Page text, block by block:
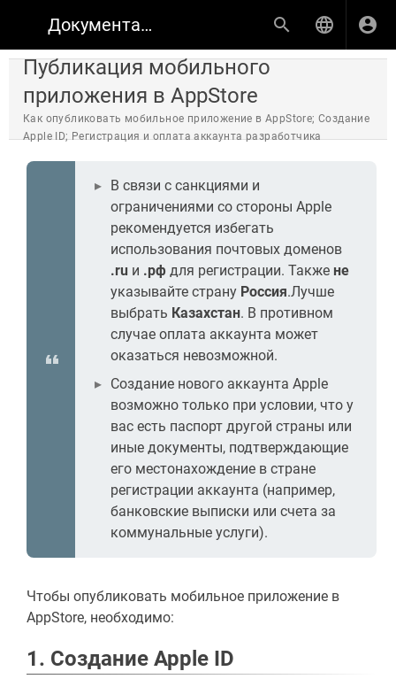
Документация по продуктам КИНОПЛАН
Публикация мобильного
приложения в AppStore
Как опубликовать мобильное приложение в AppStore; Создание
Apple ID; Регистрация и оплата аккаунта разработчика
В связи с санкциями и
ограничениями со стороны Apple
рекомендуется избегать
использования почтовых доменов
.ru и .рф для регистрации. Также не
указывайте страну Россия.Лучше
выбрать Казахстан. В противном
случае оплата аккаунта может
оказаться невозможной.
Создание нового аккаунта Apple
возможно только при условии, что у
вас есть паспорт другой страны или
иные документы, подтверждающие
его местонахождение в стране
регистрации аккаунта (например,
банковские выписки или счета за
коммунальные услуги).
Чтобы опубликовать мобильное приложение в
AppStore, необходимо:
1. Создание Apple ID